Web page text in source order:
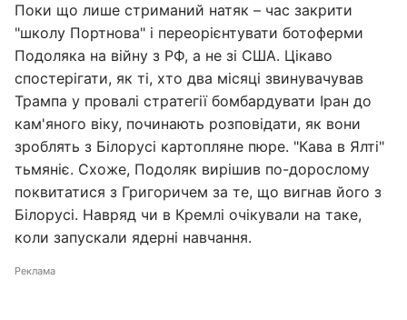
Поки що лише стриманий натяк – час закрити
"школу Портнова" і переорієнтувати ботоферми
Подоляка на війну з РФ, а не зі США. Цікаво
спостерігати, як ті, хто два місяці звинувачував
Трампа у провалі стратегії бомбардувати Іран до
кам'яного віку, починають розповідати, як вони
зроблять з Білорусі картопляне пюре. "Кава в Ялті"
тьмяніє. Схоже, Подоляк вирішив по-дорослому
поквитатися з Григоричем за те, що вигнав його з
Білорусі. Навряд чи в Кремлі очікували на таке,
коли запускали ядерні навчання.
Реклама